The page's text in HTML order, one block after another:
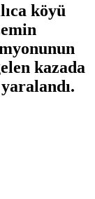
köyü
kazada